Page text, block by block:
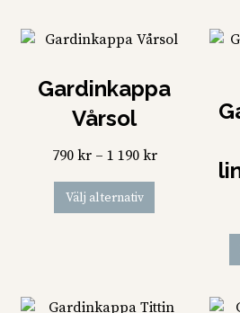
Gardinkappa
Vårsol
790 kr – 1 190 krPrisintervall:
Välj alternativ
här
varianter.